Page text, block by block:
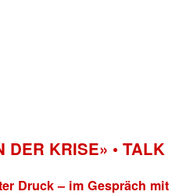
DER KRISE» • TALK
Druck – im Gespräch mit